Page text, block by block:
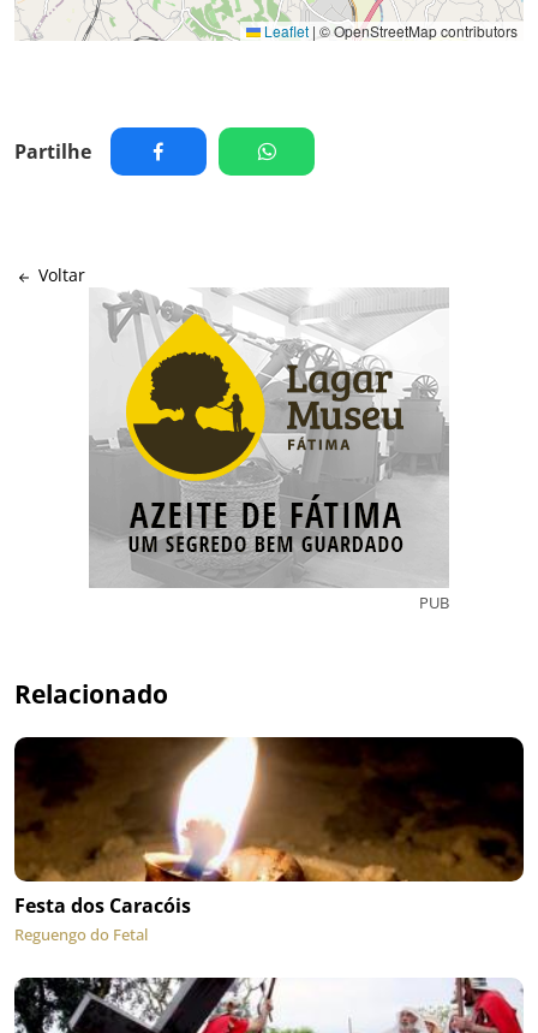
Leaflet | © OpenStreetMap contributors
Partilhe
Voltar
PUB
Relacionado
Festa dos Caracóis
Reguengo do Fetal